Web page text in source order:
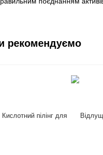
рекомендуємо